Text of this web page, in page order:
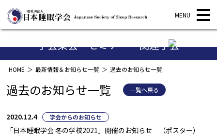
学会集会・セミナー・関連学会
HOME 最新情報＆お知らせ一覧 過去のお知らせ一覧
過去のお知らせ一覧 一覧へ戻る
2020.12.4 学会からのお知らせ
「日本睡眠学会 冬の学校2021」 開催のお知らせ （ポスター）